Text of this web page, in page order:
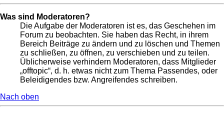
Was sind Moderatoren?
Die Aufgabe der Moderatoren ist es, das Geschehen im
Forum zu beobachten. Sie haben das Recht, in ihrem
Bereich Beiträge zu ändern und zu löschen und Themen
zu schließen, zu öffnen, zu verschieben und zu teilen.
Üblicherweise verhindern Moderatoren, dass Mitglieder
„offtopic“, d. h. etwas nicht zum Thema Passendes, oder
Beleidigendes bzw. Angreifendes schreiben.
Nach oben